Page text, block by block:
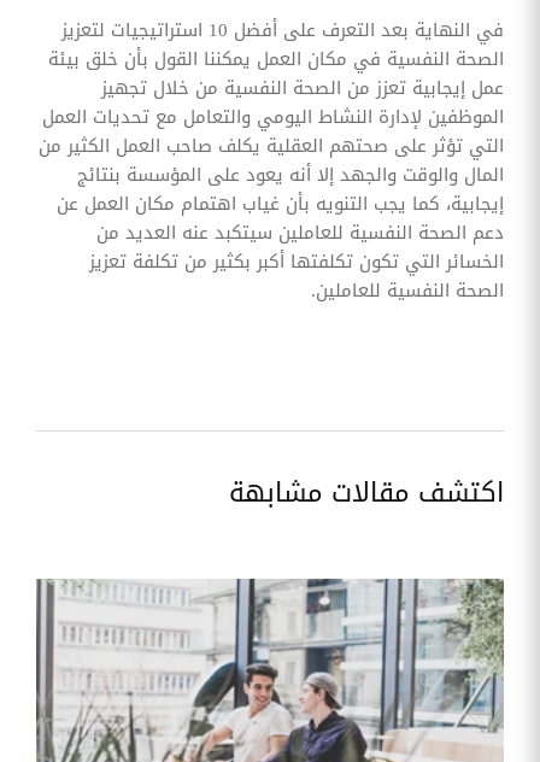
في النهاية بعد التعرف على أفضل 10 استراتيجيات لتعزيز
الصحة النفسية في مكان العمل يمكننا القول بأن خلق بيئة
عمل إيجابية تعزز من الصحة النفسية من خلال تجهيز
الموظفين لإدارة النشاط اليومي والتعامل مع تحديات العمل
التي تؤثر على صحتهم العقلية يكلف صاحب العمل الكثير من
المال والوقت والجهد إلا أنه يعود على المؤسسة بنتائج
إيجابية، كما يجب التنويه بأن غياب اهتمام مكان العمل عن
دعم الصحة النفسية للعاملين سيتكبد عنه العديد من
الخسائر التي تكون تكلفتها أكبر بكثير من تكلفة تعزيز
الصحة النفسية للعاملين.
اكتشف مقالات مشابهة